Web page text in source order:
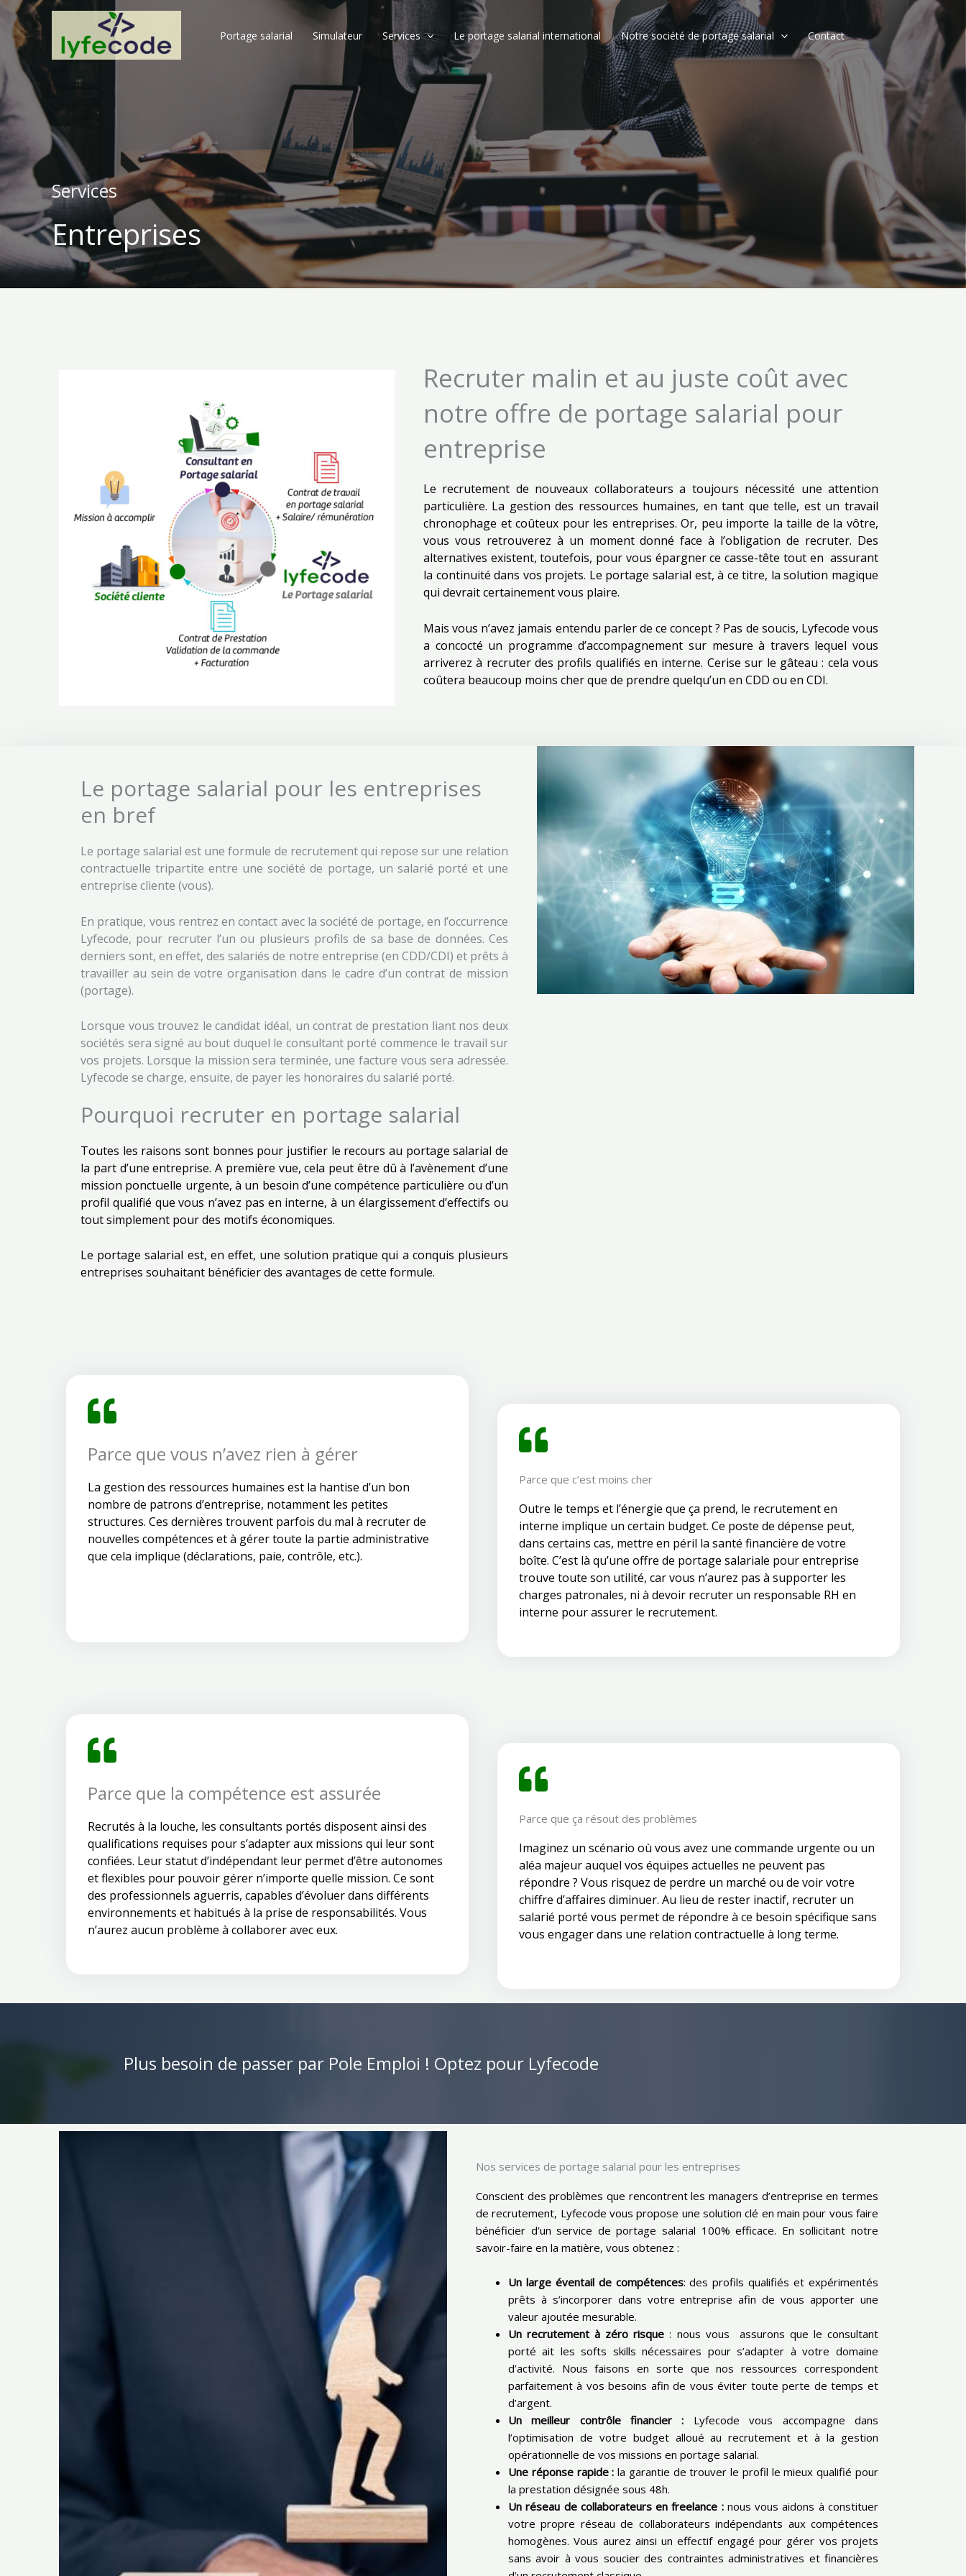
Aller
contenu
Portage salarial​ Simulateur Services Le portage salarial international Notre société de portage salarial Contact
Services
Entreprises
Recruter malin et au juste coût avec
notre offre de portage salarial pour
entreprise
Le recrutement de nouveaux collaborateurs a toujours nécessité une attention
particulière. La gestion des ressources humaines, en tant que telle, est un travail
chronophage et coûteux pour les entreprises. Or, peu importe la taille de la vôtre,
vous vous retrouverez à un moment donné face à l’obligation de recruter. Des
alternatives existent, toutefois, pour vous épargner ce casse-tête tout en assurant
la continuité dans vos projets. Le portage salarial est, à ce titre, la solution magique
qui devrait certainement vous plaire.
Mais vous n’avez jamais entendu parler de ce concept ? Pas de soucis, Lyfecode vous
a concocté un programme d’accompagnement sur mesure à travers lequel vous
arriverez à recruter des profils qualifiés en interne. Cerise sur le gâteau : cela vous
coûtera beaucoup moins cher que de prendre quelqu’un en CDD ou en CDI.
Le portage salarial pour les entreprises
en bref
Le portage salarial est une formule de recrutement qui repose sur une relation
contractuelle tripartite entre une société de portage, un salarié porté et une
entreprise cliente (vous).
En pratique, vous rentrez en contact avec la société de portage, en l’occurrence
Lyfecode, pour recruter l’un ou plusieurs profils de sa base de données. Ces
derniers sont, en effet, des salariés de notre entreprise (en CDD/CDI) et prêts à
travailler au sein de votre organisation dans le cadre d’un contrat de mission
(portage).
Lorsque vous trouvez le candidat idéal, un contrat de prestation liant nos deux
sociétés sera signé au bout duquel le consultant porté commence le travail sur
vos projets. Lorsque la mission sera terminée, une facture vous sera adressée.
Lyfecode se charge, ensuite, de payer les honoraires du salarié porté.
Pourquoi recruter en portage salarial
Toutes les raisons sont bonnes pour justifier le recours au portage salarial de
la part d’une entreprise. A première vue, cela peut être dû à l’avènement d’une
mission ponctuelle urgente, à un besoin d’une compétence particulière ou d’un
profil qualifié que vous n’avez pas en interne, à un élargissement d’effectifs ou
tout simplement pour des motifs économiques.
Le portage salarial est, en effet, une solution pratique qui a conquis plusieurs
entreprises souhaitant bénéficier des avantages de cette formule.
Parce que vous n’avez rien à gérer
La gestion des ressources humaines est la hantise d’un bon
nombre de patrons d’entreprise, notamment les petites
structures. Ces dernières trouvent parfois du mal à recruter de
nouvelles compétences et à gérer toute la partie administrative
que cela implique (déclarations, paie, contrôle, etc.).
Parce que c’est moins cher
Outre le temps et l’énergie que ça prend, le recrutement en
interne implique un certain budget. Ce poste de dépense peut,
dans certains cas, mettre en péril la santé financière de votre
boîte. C’est là qu’une offre de portage salariale pour entreprise
trouve toute son utilité, car vous n’aurez pas à supporter les
charges patronales, ni à devoir recruter un responsable RH en
interne pour assurer le recrutement.
Parce que la compétence est assurée
Recrutés à la louche, les consultants portés disposent ainsi des
qualifications requises pour s’adapter aux missions qui leur sont
confiées. Leur statut d’indépendant leur permet d’être autonomes
et flexibles pour pouvoir gérer n’importe quelle mission. Ce sont
des professionnels aguerris, capables d’évoluer dans différents
environnements et habitués à la prise de responsabilités. Vous
n’aurez aucun problème à collaborer avec eux.
Parce que ça résout des problèmes
Imaginez un scénario où vous avez une commande urgente ou un
aléa majeur auquel vos équipes actuelles ne peuvent pas
répondre ? Vous risquez de perdre un marché ou de voir votre
chiffre d’affaires diminuer. Au lieu de rester inactif, recruter un
salarié porté vous permet de répondre à ce besoin spécifique sans
vous engager dans une relation contractuelle à long terme.
Plus besoin de passer par Pole Emploi ! Optez pour Lyfecode
Nos services de portage salarial pour les entreprises
Conscient des problèmes que rencontrent les managers d’entreprise en termes
de recrutement, Lyfecode vous propose une solution clé en main pour vous faire
bénéficier d’un service de portage salarial 100% efficace. En sollicitant notre
savoir-faire en la matière, vous obtenez :
Un large éventail de compétences: des profils qualifiés et expérimentés
prêts à s’incorporer dans votre entreprise afin de vous apporter une
valeur ajoutée mesurable.
Un recrutement à zéro risque: nous vous assurons que le consultant
porté ait les softs skills nécessaires pour s’adapter à votre domaine
d’activité. Nous faisons en sorte que nos ressources correspondent
parfaitement à vos besoins afin de vous éviter toute perte de temps et
d’argent.
Un meilleur contrôle financier : Lyfecode vous accompagne dans
l’optimisation de votre budget alloué au recrutement et à la gestion
opérationnelle de vos missions en portage salarial.
Une réponse rapide :la garantie de trouver le profil le mieux qualifié pour
la prestation désignée sous 48h.
Un réseau de collaborateurs en freelance :nous vous aidons à constituer
votre propre réseau de collaborateurs indépendants aux compétences
homogènes. Vous aurez ainsi un effectif engagé pour gérer vos projets
sans avoir à vous soucier des contraintes administratives et financières